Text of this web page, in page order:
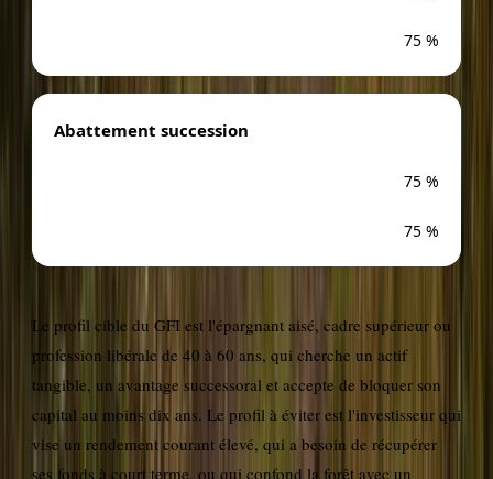
75 %
Abattement succession
75 %
75 %
Le profil cible du GFI est l'épargnant aisé, cadre supérieur ou
profession libérale de 40 à 60 ans, qui cherche un actif
tangible, un avantage successoral et accepte de bloquer son
capital au moins dix ans. Le profil à éviter est l'investisseur qui
vise un rendement courant élevé, qui a besoin de récupérer
ses fonds à court terme, ou qui confond la forêt avec un